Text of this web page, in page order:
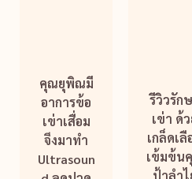
คุณยุพิณมี
อาการข้อ
เข่าเสื่อม
จึงมาทำ
Ultrasoun
รีวิวรัก
เข่า ด้
เกล็ดเลื
เข้มข้น
ป้าลำไ